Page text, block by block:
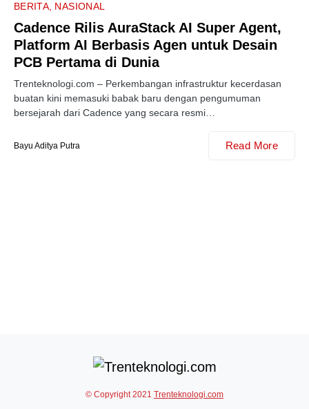
BERITA NASIONAL
Cadence Rilis AuraStack AI Super Agent,
Platform AI Berbasis Agen untuk Desain
PCB Pertama di Dunia
Trenteknologi.com – Perkembangan infrastruktur kecerdasan
buatan kini memasuki babak baru dengan pengumuman
bersejarah dari Cadence yang secara resmi…
Bayu Aditya Putra Read More
© Copyright 2021 Trenteknologi.com